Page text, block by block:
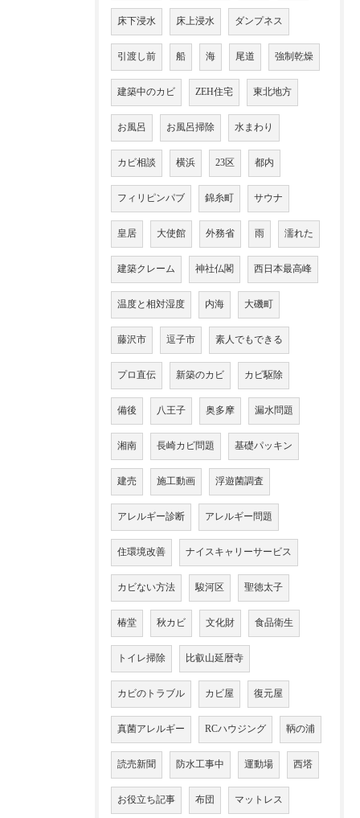
床下浸水 床上浸水 ダンプネス
引渡し前 船 海 尾道 強制乾燥
建築中のカビ ZEH住宅 東北地方
お風呂 お風呂掃除 水まわり
カビ相談 横浜 23区 都内
フィリピンパブ 錦糸町 サウナ
皇居 大使館 外務省 雨 濡れた
建築クレーム 神社仏閣 西日本最高峰
温度と相対湿度 内海 大磯町
藤沢市 逗子市 素人でもできる
プロ直伝 新築のカビ カビ駆除
備後 八王子 奥多摩 漏水問題
湘南 長崎カビ問題 基礎パッキン
建売 施工動画 浮遊菌調査
アレルギー診断 アレルギー問題
住環境改善 ナイスキャリーサービス
カビない方法 駿河区 聖徳太子
椿堂 秋カビ 文化財 食品衛生
トイレ掃除 比叡山延暦寺
カビのトラブル カビ屋 復元屋
真菌アレルギー RCハウジング 鞆の浦
読売新聞 防水工事中 運動場 西塔
お役立ち記事 布団 マットレス